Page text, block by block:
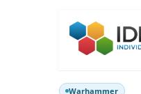
Warhammer